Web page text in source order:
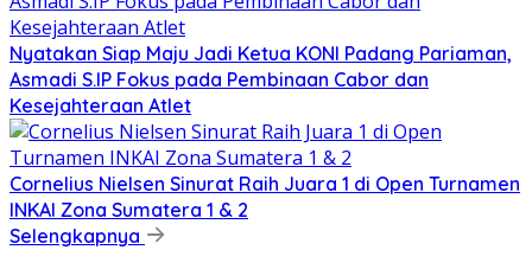
Nyatakan Siap Maju Jadi Ketua KONI Padang Pariaman,
Asmadi S.IP Fokus pada Pembinaan Cabor dan
Kesejahteraan Atlet
Cornelius Nielsen Sinurat Raih Juara 1 di Open Turnamen
INKAI Zona Sumatera 1 & 2
Selengkapnya